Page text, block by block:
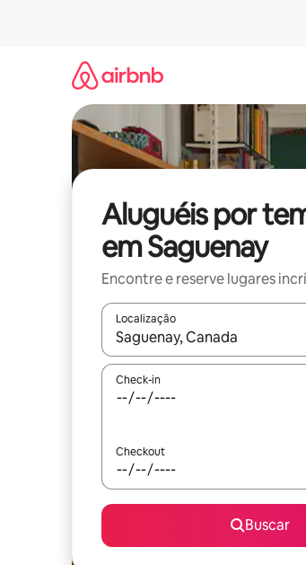
Aluguéis por
em Saguenay
Encontre e reserve lugares
Localização
Quando os resultados
Check-in
Checkout
Buscar